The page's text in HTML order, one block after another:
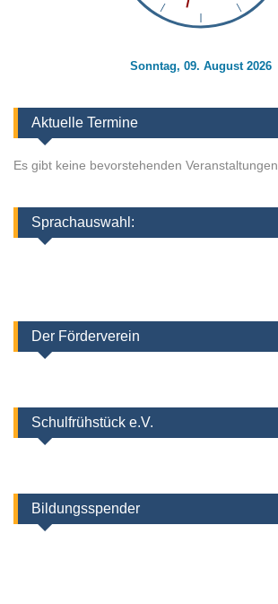
Sonntag, 09. August 2026
Aktuelle Termine
Es gibt keine bevorstehenden Veranstaltungen.
Sprachauswahl:
Der Förderverein
Schulfrühstück e.V.
Bildungsspender